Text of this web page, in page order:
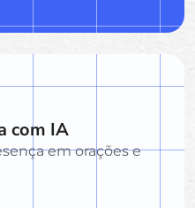
com IA
em orações e